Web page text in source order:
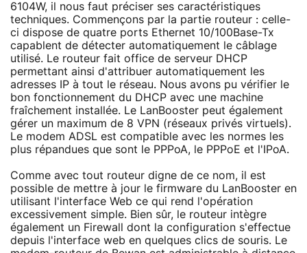
6104W, il nous faut préciser ses caractéristiques
techniques. Commençons par la partie routeur : celle-
ci dispose de quatre ports Ethernet 10/100Base-Tx
capablent de détecter automatiquement le câblage
utilisé. Le routeur fait office de serveur DHCP
permettant ainsi d'attribuer automatiquement les
adresses IP à tout le réseau. Nous avons pu vérifier le
bon fonctionnement du DHCP avec une machine
fraîchement installée. Le LanBooster peut également
gérer un maximum de 8 VPN (réseaux privés virtuels).
Le modem ADSL est compatible avec les normes les
plus répandues que sont le PPPoA, le PPPoE et l'IPoA.
Comme avec tout routeur digne de ce nom, il est
possible de mettre à jour le firmware du LanBooster en
utilisant l'interface Web ce qui rend l'opération
excessivement simple. Bien sûr, le routeur intègre
également un Firewall dont la configuration s'effectue
depuis l'interface web en quelques clics de souris. Le